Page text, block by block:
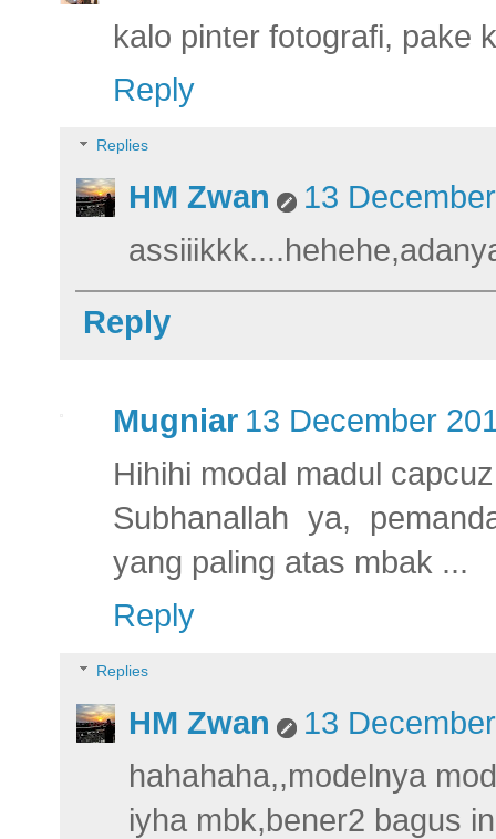
kalo pinter fotografi, pake
Reply
Replies
HM Zwan
13
Reply
Mugniar 13 December
Hihihi modal madul
Subhanallah ya,
yang paling atas mbak ...
Reply
Replies
HM Zwan
13
hahahaha,,modelnya
iyha mbk,bener2 bagus